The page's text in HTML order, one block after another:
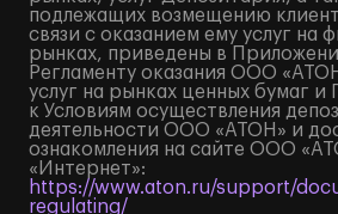
подлежащих возмещению
связи с оказанием ему услуг на
рынках, приведены в
Регламенту оказания ООО
услуг на рынках ценных бумаг
к Условиям осуществления
деятельности ООО «АТОН» и
ознакомления на сайте ООО
«Интернет»:
https://www.aton.ru/support/
regulating/